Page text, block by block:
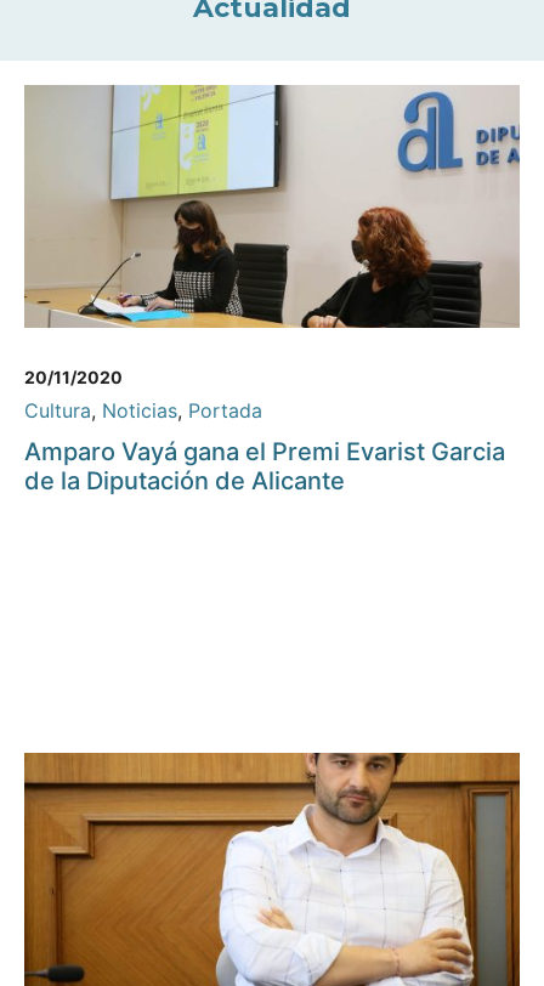
Actualidad
20/11/2020
Cultura, Noticias, Portada
Amparo Vayá gana el Premi Evarist Garcia
de la Diputación de Alicante